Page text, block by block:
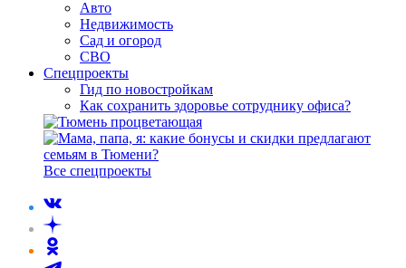
Авто
Недвижимость
Сад и огород
СВО
Спецпроекты
Гид по новостройкам
Как сохранить здоровье сотруднику офиса?
Все спецпроекты